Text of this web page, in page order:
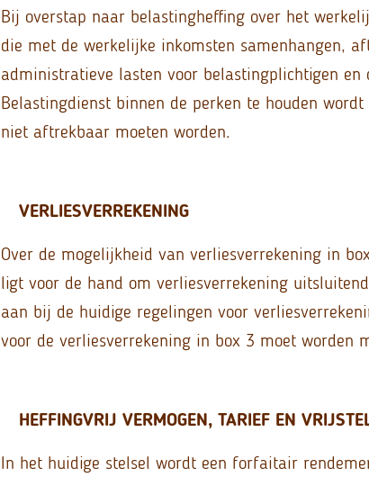
Bij overstap naar belastingheffing over het
die met de werkelijke inkomsten samenhangen,
administratieve lasten voor belastingplichtigen en
Belastingdienst binnen de perken te houden
niet aftrekbaar moeten worden.
VERLIESVERREKENING
Over de mogelijkheid van verliesverrekening in
ligt voor de hand om verliesverrekening
aan bij de huidige regelingen voor
voor de verliesverrekening in box 3 moet worden
HEFFINGVRIJ VERMOGEN, TARIEF EN
In het huidige stelsel wordt een forfaitair